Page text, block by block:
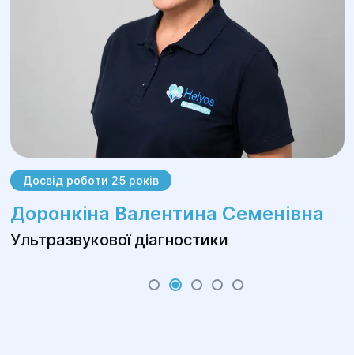
Досвід роботи 25 років
Доронкіна Валентина Семенівна
Ультразвукової діагностики